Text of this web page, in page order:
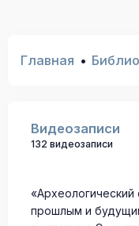
Главная
Видеозаписи
132 видеозаписи
прошлым и